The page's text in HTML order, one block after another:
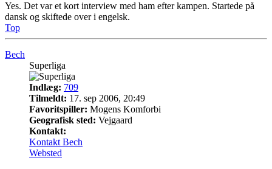
Yes. Det var et kort interview med ham efter kampen. Startede på
dansk og skiftede over i engelsk.
Top
Bech
Superliga
Indlæg: 709
Tilmeldt: 17. sep 2006, 20:49
Favoritspiller: Mogens Komforbi
Geografisk sted: Vejgaard
Kontakt:
Kontakt Bech
Websted